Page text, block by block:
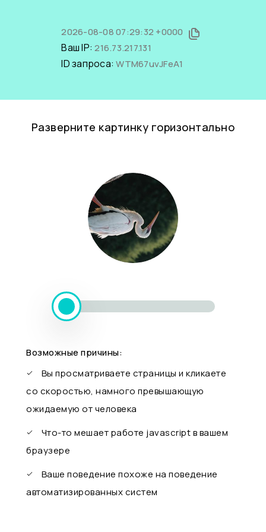
2026-08-08 07:29:32 +0000
Ваш IP:216.73.217.131
ID запроса:WTM67uvJFeA1
Разверните картинку горизонтально
Возможные причины:
Вы просматриваете страницы и кликаете
со скоростью, намного превышающую
ожидаемую от человека
Что-то мешает работе javascript в вашем
браузере
Ваше поведение похоже на поведение
автоматизированных систем